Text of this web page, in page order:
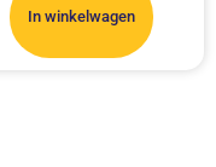
In winkelwagen